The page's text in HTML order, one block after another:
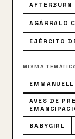
AGÁRRALO
EJÉRCITO
MISMA
AVES DE
BABYGIRL